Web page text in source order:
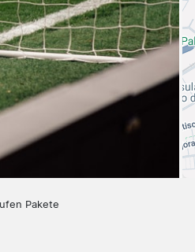
Pakete